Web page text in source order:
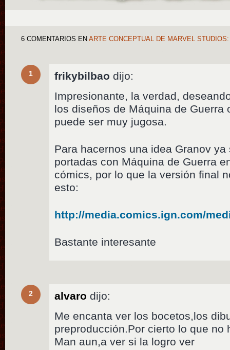
6 COMENTARIOS EN ARTE CONCEPTUAL DE MARVEL
1 frikybilbao dijo:
Impresionante, la verdad,
los diseños de Máquina de Guerra
puede ser muy jugosa.
Para hacernos una idea Granov
portadas con Máquina de Guerra
cómics, por lo que la versión final
esto:
http://media.comics.ign.com/
Bastante interesante
2 alvaro dijo:
Me encanta ver los bocetos,los
preproducción.Por cierto lo que no
Man aun,a ver si la logro ver